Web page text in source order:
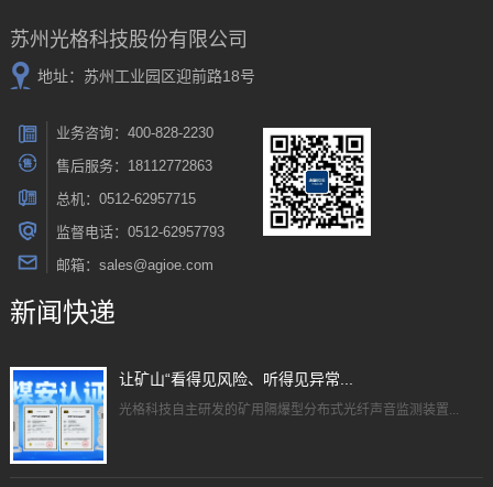
苏州光格科技股份有限公司
地址：苏州工业园区迎前路18号
业务咨询：400-828-2230
售后服务：18112772863
总机：0512-62957715
监督电话：0512-62957793
邮箱：sales@agioe.com
新闻快递
让矿山“看得见风险、听得见异常...
光格科技自主研发的矿用隔爆型分布式光纤声音监测装置...